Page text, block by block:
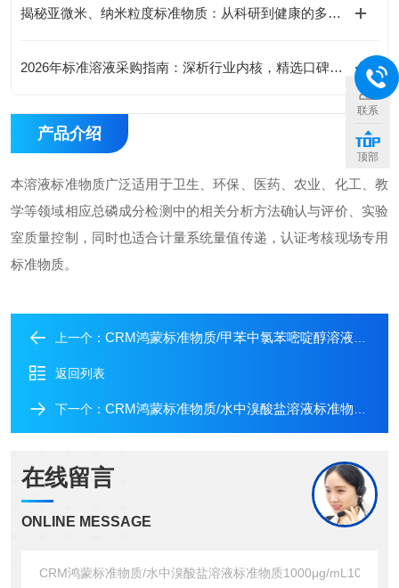
揭秘亚微米、纳米粒度标准物质：从科研到健康的多领域应用
2026年标准溶液采购指南：深析行业内核，精选口碑与实力兼具的优质厂家
产品介绍
本溶液标准物质广泛适用于卫生、环保、医药、农业、化工、教
学等领域相应总磷成分检测中的相关分析方法确认与评价、实验
室质量控制，同时也适合计量系统量值传递，认证考核现场专用
标准物质。
上一个： CRM鸿蒙标准物质/甲苯中氯苯嘧啶醇溶液标准物质
返回列表
下一个： CRM鸿蒙标准物质/水中溴酸盐溶液标准物质1000μg/mL10mL
在线留言
ONLINE MESSAGE
联系
顶部